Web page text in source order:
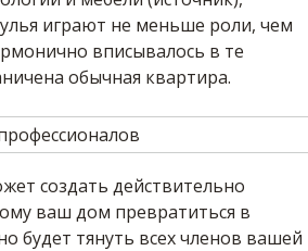
играют не меньше роли, чем
вписывалось в те
обычная квартира.
создать действительно
ваш дом превратиться в
будет тянуть всех членов вашей